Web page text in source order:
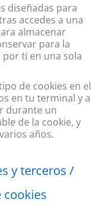
diseñadas para
accedes a una
almacenar
para la
ti en una sola
de cookies en el
en tu terminal y a
durante un
de la cookie, y
años.
y terceros /
cookies